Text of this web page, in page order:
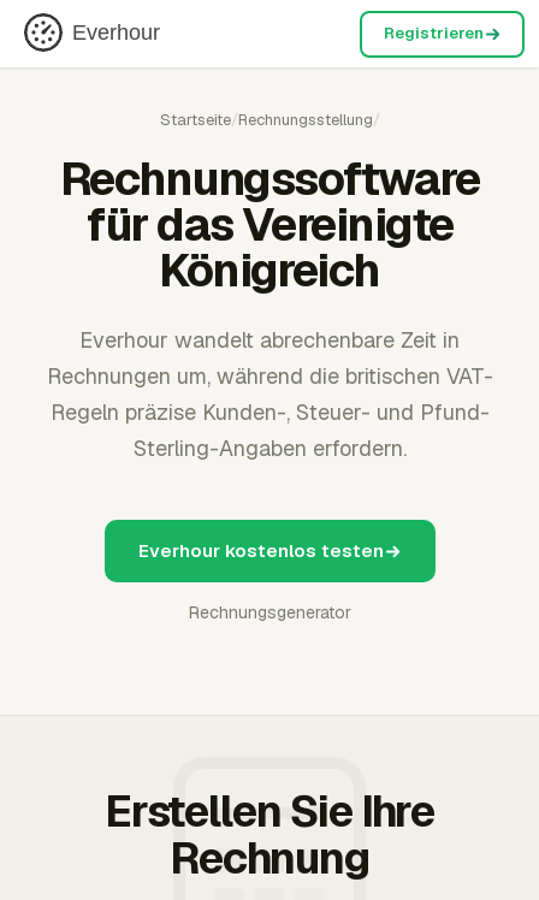
Everhour Registrieren
Startseite/Rechnungsstellung/
Rechnungssoftware
für das Vereinigte
Königreich
Everhour wandelt abrechenbare Zeit in
Rechnungen um, während die britischen VAT-
Regeln präzise Kunden-, Steuer- und Pfund-
Sterling-Angaben erfordern.
Everhour kostenlos testen
Rechnungsgenerator
Erstellen Sie Ihre
Rechnung